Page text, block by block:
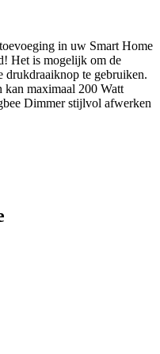
in uw Smart Home
Het is mogelijk om de
drukdraaiknop te gebruiken.
maximaal 200 Watt
Dimmer stijlvol afwerken